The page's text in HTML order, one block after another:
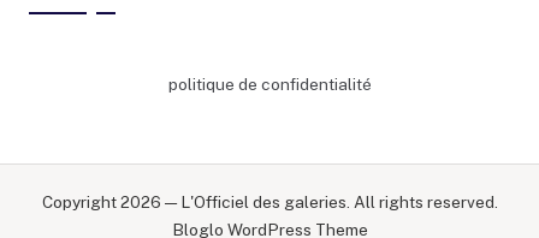
politique de confidentialité
Copyright 2026 — L'Officiel des galeries. All rights reserved.
Bloglo WordPress Theme